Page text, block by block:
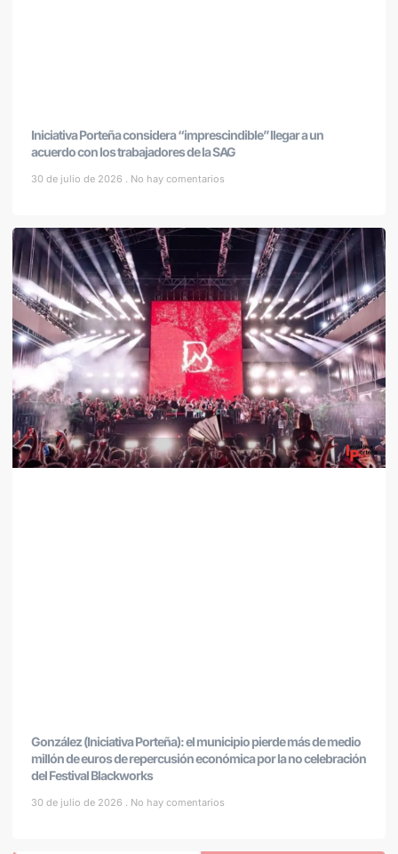
Iniciativa Porteña considera “imprescindible” llegar a un
acuerdo con los trabajadores de la SAG
30 de julio de 2026 No hay comentarios
González (Iniciativa Porteña): el municipio pierde más de medio
millón de euros de repercusión económica por la no celebración
del Festival Blackworks
30 de julio de 2026 No hay comentarios